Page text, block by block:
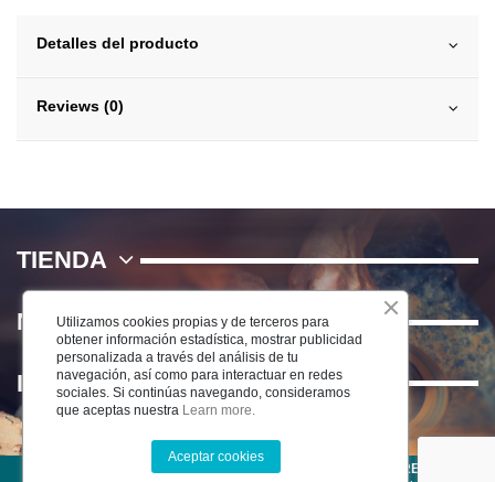
Detalles del producto
Reviews (0)
TIENDA
NOSOTROS
INFORMACIÓN
©2025 CERÁMICA DEL RÍO SALADO S.L . TODOS LOS DERECHOS
Utilizamos cookies propias y de terceros para
obtener información estadística, mostrar publicidad
personalizada a través del análisis de tu
navegación, así como para interactuar en redes
sociales. Si continúas navegando, consideramos
que aceptas nuestra Learn more.
Aceptar cookies